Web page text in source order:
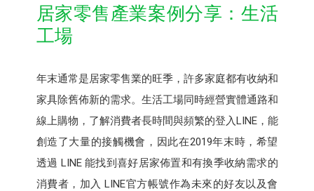
居家零售產業案例分享：生活
工場
年末通常是居家零售業的旺季，許多家庭都有收納和
家具除舊佈新的需求。生活工場同時經營實體通路和
線上購物，了解消費者長時間與頻繁的登入LINE，能
創造了大量的接觸機會，因此在2019年末時，希望
透過 LINE 能找到喜好居家佈置和有換季收納需求的
消費者，加入 LINE官方帳號作為未來的好友以及會